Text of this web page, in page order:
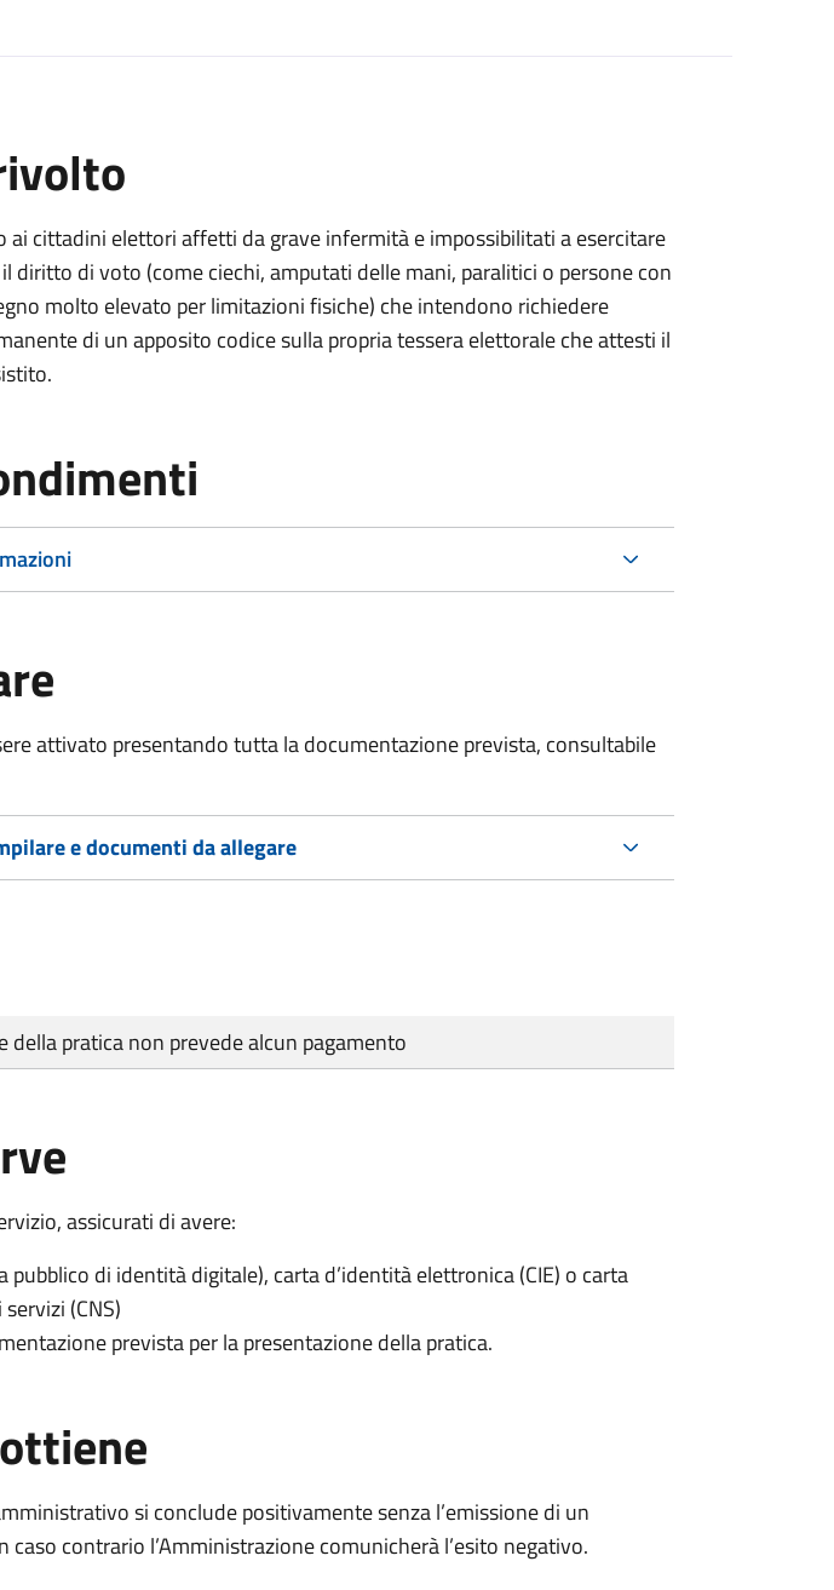
ai cittadini elettori affetti da grave infermità e impossibilitati a esercitare
diritto di voto (come ciechi, amputati delle mani, paralitici o persone con
molto elevato per limitazioni fisiche) che intendono richiedere
di un apposito codice sulla propria tessera elettorale che attesti il
attivato presentando tutta la documentazione prevista, consultabile
e documenti da allegare
della pratica non prevede alcun pagamento
assicurati di avere:
pubblico di identità digitale), carta d’identità elettronica (CIE) o carta
(CNS)
prevista per la presentazione della pratica.
si conclude positivamente senza l’emissione di un
caso contrario l’Amministrazione comunicherà l’esito negativo.